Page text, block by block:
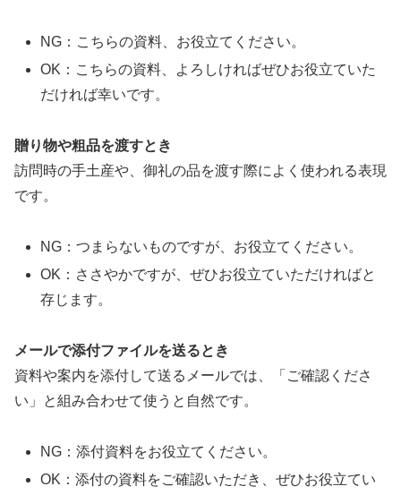
NG：こちらの資料、お役立てください。
OK：こちらの資料、よろしければぜひお役立ていた
だければ幸いです。
贈り物や粗品を渡すとき
訪問時の手土産や、御礼の品を渡す際によく使われる表現
です。
NG：つまらないものですが、お役立てください。
OK：ささやかですが、ぜひお役立ていただければと
存じます。
メールで添付ファイルを送るとき
資料や案内を添付して送るメールでは、「ご確認くださ
い」と組み合わせて使うと自然です。
NG：添付資料をお役立てください。
OK：添付の資料をご確認いただき、ぜひお役立てい